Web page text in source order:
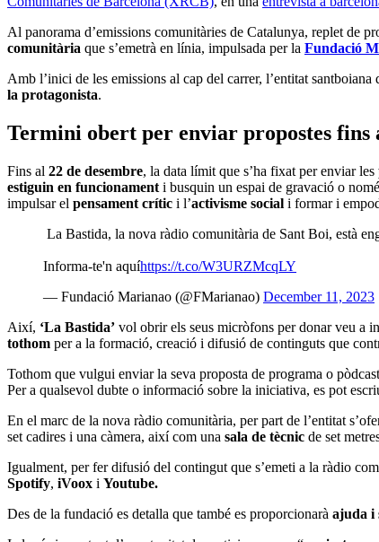
Al panorama d’emissions comunitàries de Catalunya, replet de
comunitària que s’emetrà en línia, impulsada per la Fundació
Amb l’inici de les emissions al cap del carrer, l’entitat
la protagonista.
Termini obert per enviar propostes fins
Fins al 22 de desembre, la data límit que s’ha fixat per enviar les
estiguin en funcionament i busquin un espai de gravació o
impulsar el pensament crític i l’activisme social i formar i
La Bastida, la nova ràdio comunitària de Sant Boi, està
Informa-te'n aquíhttps://t.co/W3URZMcqLY
— Fundació Marianao (@FMarianao) December 11, 2023
Així, ‘La Bastida’ vol obrir els seus micròfons per donar veu a
tothom per a la formació, creació i difusió de continguts que
Tothom que vulgui enviar la seva proposta de programa o
Per a qualsevol dubte o informació sobre la iniciativa, es pot
En el marc de la nova ràdio comunitària, per part de l’entitat
set cadires i una càmera, així com una sala de tècnic de set
Igualment, per fer difusió del contingut que s’emeti a la ràdio
Spotify, iVoox i Youtube.
Des de la fundació es detalla que també es proporcionarà ajuda i